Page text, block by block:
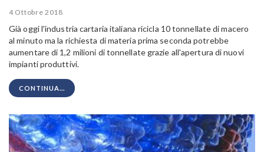
4 Ottobre 2018
Già oggi l'industria cartaria italiana ricicla 10 tonnellate di macero
al minuto ma la richiesta di materia prima seconda potrebbe
aumentare di 1,2 milioni di tonnellate grazie all'apertura di nuovi
impianti produttivi.
CONTINUA...